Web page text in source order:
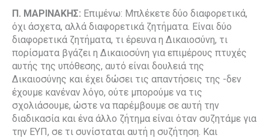
Π. ΜΑΡΙΝΑΚΗΣ: Επιμένω: Μπλέκετε δύο διαφορετικά,
όχι άσχετα, αλλά διαφορετικά ζητήματα. Είναι δύο
διαφορετικά ζητήματα, τι έρευνα η Δικαιοσύνη, τι
πορίσματα βγάζει η Δικαιοσύνη για επιμέρους πτυχές
αυτής της υπόθεσης, αυτό είναι δουλειά της
Δικαιοσύνης και έχει δώσει τις απαντήσεις της -δεν
έχουμε κανέναν λόγο, ούτε μπορούμε να τις
σχολιάσουμε, ώστε να παρέμβουμε σε αυτή την
διαδικασία και ένα άλλο ζήτημα είναι όταν συζητάμε για
την ΕΥΠ, σε τι συνίσταται αυτή η συζήτηση. Και